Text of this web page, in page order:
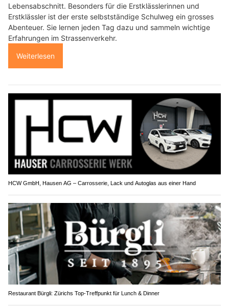
Lebensabschnitt. Besonders für die Erstklässlerinnen und
Erstklässler ist der erste selbstständige Schulweg ein grosses
Abenteuer. Sie lernen jeden Tag dazu und sammeln wichtige
Erfahrungen im Strassenverkehr.
Weiterlesen
HCW GmbH, Hausen AG – Carrosserie, Lack und Autoglas aus einer Hand
Restaurant Bürgli: Zürichs Top-Treffpunkt für Lunch & Dinner